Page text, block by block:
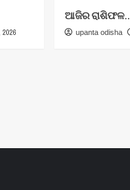
ଆଜିର ରାଶିଫଳ..
upanta odisha